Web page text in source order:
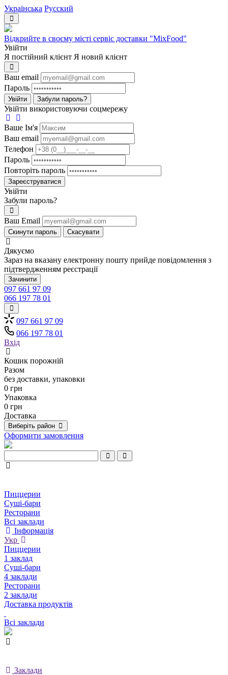
Українська Русский
Відкрийте в своєму місті сервіс доставки "MixFood"
Увійти
Я постійний клієнт Я новий клієнт
Ваш email
Пароль
Увійти Забули пароль?
Увійти використовуючи соцмережу
Ваше Iм'я
Ваш email
Телефон
Пароль
Повторіть пароль
Зареєструватися
Увійти
Забули пароль?
Ваш Email
Скинути пароль Скасувати
Дякуємо
Зараз на вказану електронну пошту прийде повідомлення з
підтвердженням реєстрації
Зачинити
097 661 97 09
066 197 78 01
097 661 97 09
066 197 78 01
Вхід
Кошик порожній
Разом
без доставки, упаковки
0 грн
Упаковка
0 грн
Доставка
Виберіть район
Оформити замовлення
Пиццерии
Суші-бари
Ресторани
Всі заклади
Інформація
Укр
Пиццерии
1 заклад
Суші-бари
4 заклади
Ресторани
2 заклади
Доставка продуктів
Всі заклади
Заклади